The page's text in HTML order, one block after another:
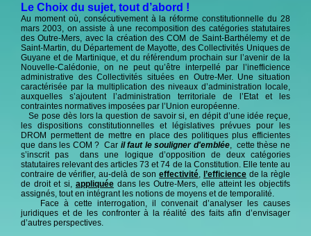
Le Choix du sujet, tout d’abord !
Au moment où, consécutivement à la réforme constitutionnelle du 28
mars 2003, on assiste à une recomposition des catégories statutaires
des Outre-Mers, avec la création des COM de Saint-Barthélemy et de
Saint-Martin, du Département de Mayotte, des Collectivités Uniques de
Guyane et de Martinique, et du référendum prochain sur l’avenir de la
Nouvelle-Calédonie, on ne peut qu’être interpellé par l’inefficience
administrative des Collectivités situées en Outre-Mer. Une situation
caractérisée par la multiplication des niveaux d’administration locale,
auxquelles s’ajoutent l’administration territoriale de l’Etat et les
contraintes normatives imposées par l’Union européenne.
Se pose dès lors la question de savoir si, en dépit d’une idée reçue,
les dispositions constitutionnelles et législatives prévues pour les
DROM permettent de mettre en place des politiques plus efficientes
que dans les COM ? Car il faut le souligner d'emblée, cette thèse ne
s’inscrit pas dans une logique d’opposition de deux catégories
statutaires relevant des articles 73 et 74 de la Constitution. Elle tente au
contraire de vérifier, au-delà de soneffectivité, l’efficiencede la règle
de droit et si, appliquéedans les Outre-Mers, elle atteint les objectifs
assignés, tout en intégrant les notions de moyens et de temporalité.
Face à cette interrogation, il convenait d’analyser les causes
juridiques et de les confronter à la réalité des faits afin d’envisager
d’autres perspectives.